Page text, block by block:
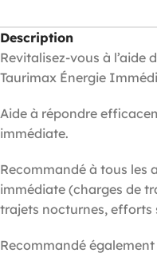
Description
Revitalisez-vous à l’aide
Taurimax Énergie
Aide à répondre
immédiate.
Recommandé à tous les
immédiate (charges de
trajets nocturnes, efforts
Recommandé